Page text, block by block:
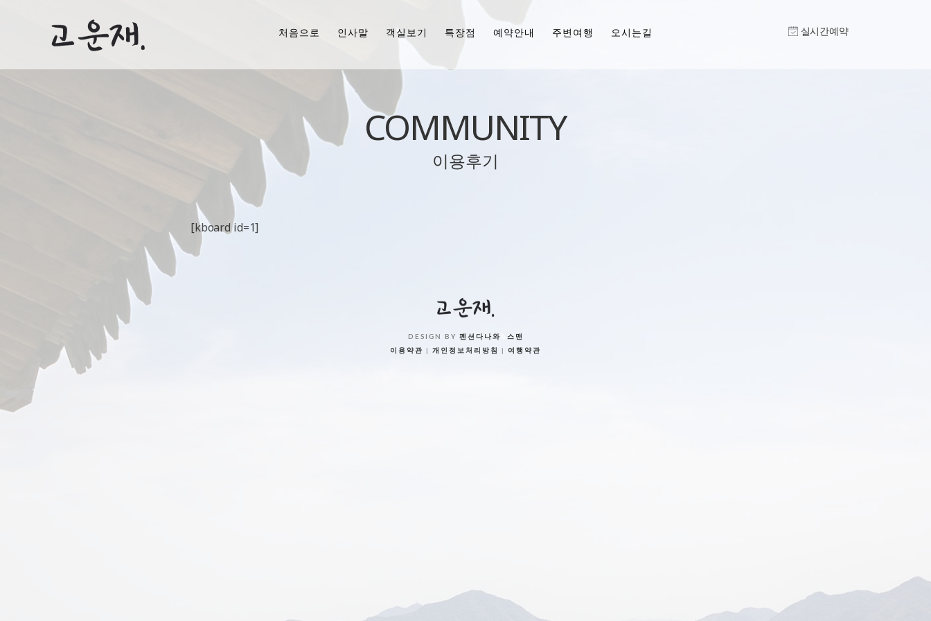
처음으로 인사말 객실보기 특장점 예약안내 주변여행 오시는길 실시간예약
COMMUNITY
이용후기
[kboard id=1]
DESIGN BY 펜션다나와
스맨
이용약관
개인정보처리방침 여행약관